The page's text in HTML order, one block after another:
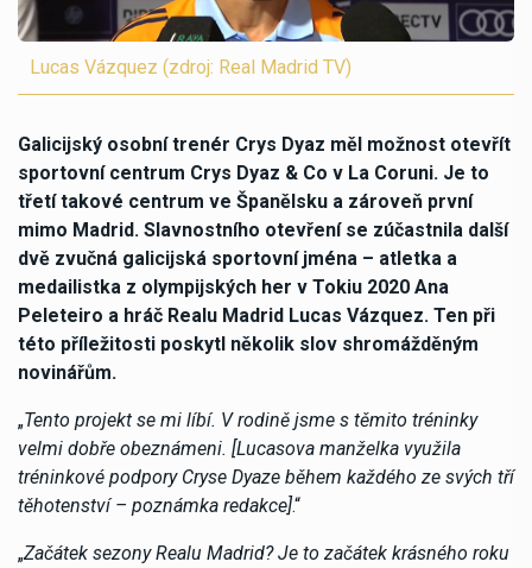
Lucas Vázquez (zdroj: Real Madrid TV)
Galicijský osobní trenér Crys Dyaz měl možnost otevřít
sportovní centrum Crys Dyaz & Co v La Coruni. Je to
třetí takové centrum ve Španělsku a zároveň první
mimo Madrid. Slavnostního otevření se zúčastnila další
dvě zvučná galicijská sportovní jména – atletka a
medailistka z olympijských her v Tokiu 2020 Ana
Peleteiro a hráč Realu Madrid Lucas Vázquez. Ten při
této příležitosti poskytl několik slov shromážděným
novinářům.
„Tento projekt se mi líbí. V rodině jsme s těmito tréninky
velmi dobře obeznámeni. [Lucasova manželka využila
tréninkové podpory Cryse Dyaze během každého ze svých tří
těhotenství – poznámka redakce].“
„Začátek sezony Realu Madrid? Je to začátek krásného roku